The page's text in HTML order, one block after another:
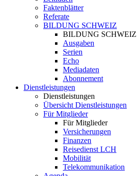
Faktenblätter
Referate
BILDUNG SCHWEIZ
BILDUNG SCHWEIZ
Ausgaben
Serien
Echo
Mediadaten
Abonnement
Dienstleistungen
Dienstleistungen
Übersicht Dienstleistungen
Für Mitglieder
Für Mitglieder
Versicherungen
Finanzen
Reisedienst LCH
Mobilität
Telekommunikation